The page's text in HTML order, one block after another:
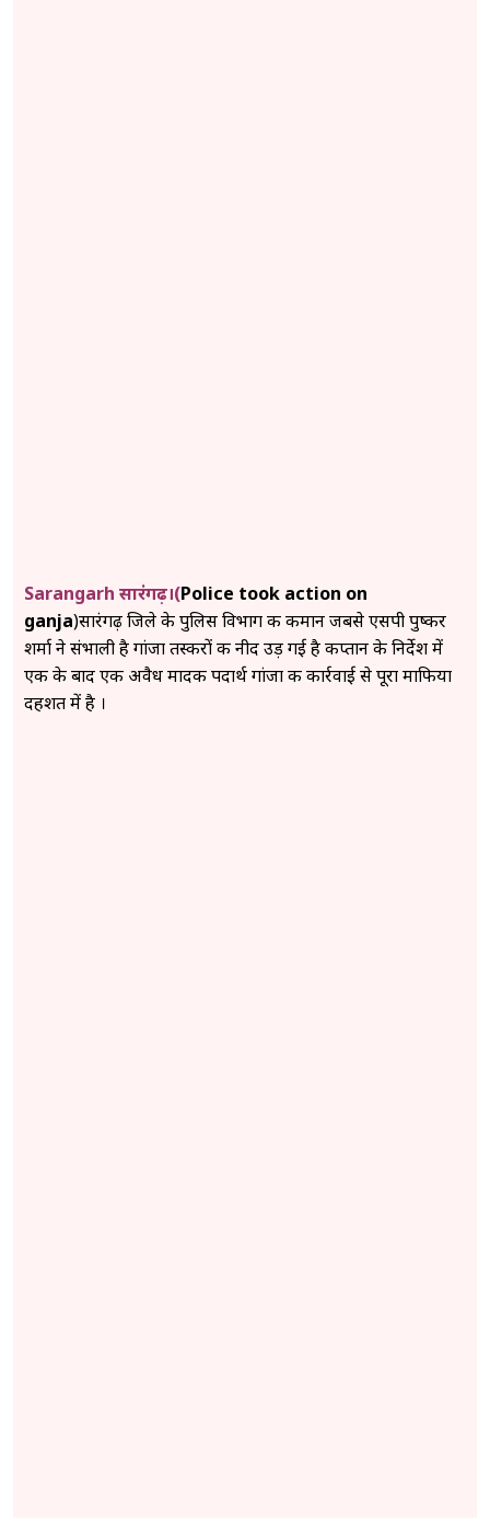
Sarangarh सारंगढ़।(Police took action on
ganja)सारंगढ़ जिले के पुलिस विभाग की कमान जबसे एसपी पुष्कर
शर्मा ने संभाली है गांजा तस्करों की नीद उड़ गई है कप्तान के निर्देश में
एक के बाद एक अवैध मादक पदार्थ गांजा की कार्रवाई से पूरा माफिया
दहशत में है ।